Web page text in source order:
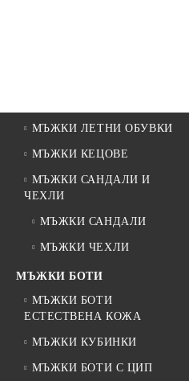
МЪЖКИ ЛЕТНИ ОБУВКИ
МЪЖКИ КЕЦОВЕ
МЪЖКИ САНДАЛИ И
ЧЕХЛИ
МЪЖКИ САНДАЛИ
МЪЖКИ ЧЕХЛИ
МЪЖКИ БОТИ
МЪЖКИ БОТИ
ЕСТЕСТВЕНА КОЖА
МЪЖКИ КУБИНКИ
МЪЖКИ БОТИ С ЦИП